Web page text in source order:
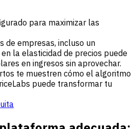
para maximizar las
de empresas, incluso un
la elasticidad de precios puede
en ingresos sin aprovechar.
te muestren cómo el algoritmo
puede transformar tu